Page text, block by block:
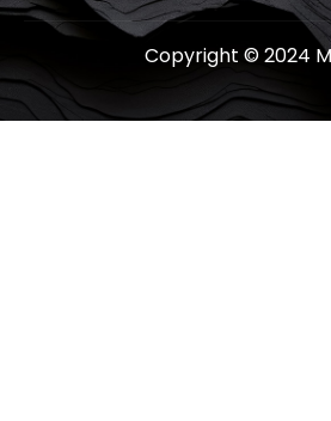
Copyright © 2024